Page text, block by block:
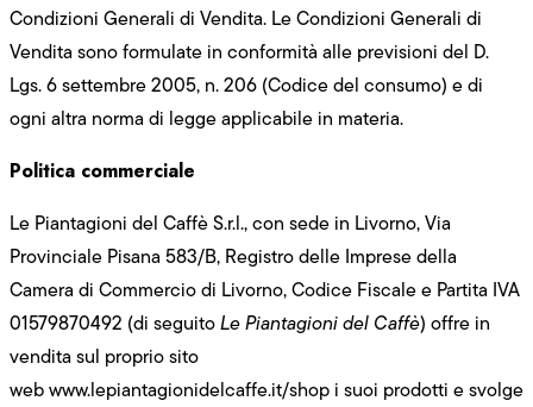
Condizioni Generali di Vendita. Le Condizioni Generali di
Vendita sono formulate in conformità alle previsioni del D.
Lgs. 6 settembre 2005, n. 206 (Codice del consumo) e di
ogni altra norma di legge applicabile in materia.
Politica commerciale
Le Piantagioni del Caffè S.r.l., con sede in Livorno, Via
Provinciale Pisana 583/B, Registro delle Imprese della
Camera di Commercio di Livorno, Codice Fiscale e Partita IVA
01579870492 (di seguitoLe Piantagioni del Caffè) offre in
vendita sul proprio sito
webwww.lepiantagionidelcaffe.it/shop i suoi prodotti e svolge